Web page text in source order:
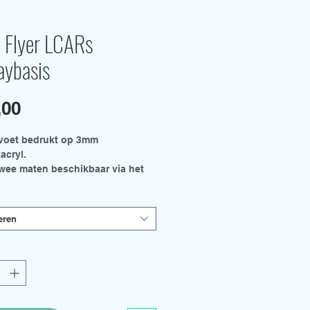
LCARs
Prijs
bedrukt op 3mm
maten beschikbaar via het
- 300 mm x 210 mm